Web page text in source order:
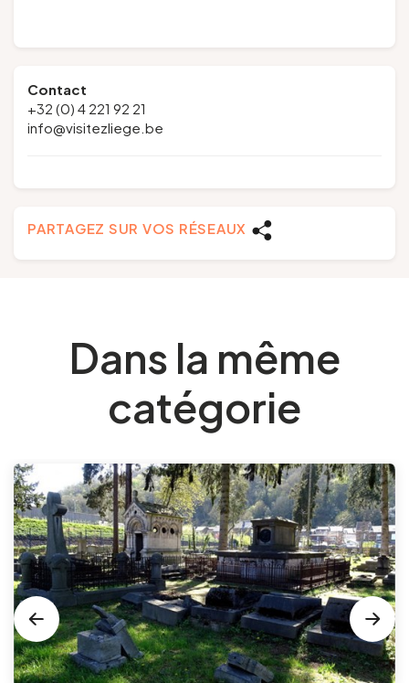
Contact
+32 (0) 4 221 92 21
info@visitezliege.be
PARTAGEZ SUR VOS RÉSEAUX
Dans la même
catégorie